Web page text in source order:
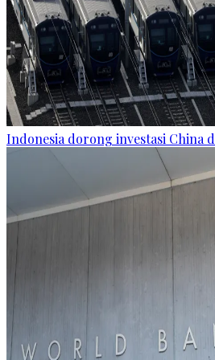
Indonesia dorong investasi China